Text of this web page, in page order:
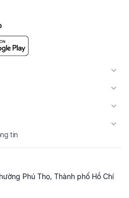
tin
Phú Thọ, Thành phố Hồ Chí